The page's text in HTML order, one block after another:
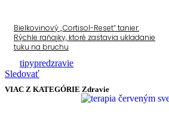
Bielkovinový „Cortisol-Reset“ tanier:
Rýchle raňajky, ktoré zastavia ukladanie
tuku na bruchu
tipypredzravie
Sledovať
VIAC Z KATEGÓRIE Zdravie